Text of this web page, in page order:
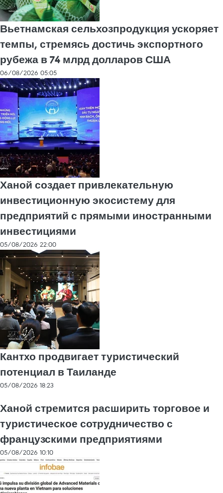
Вьетнамская сельхозпродукция ускоряет
темпы, стремясь достичь экспортного
рубежа в 74 млрд долларов США
06/08/2026 05:05
Ханой создает привлекательную
инвестиционную экосистему для
предприятий с прямыми иностранными
инвестициями
05/08/2026 22:00
Кантхо продвигает туристический
потенциал в Таиланде
05/08/2026 18:23
Ханой стремится расширить торговое и
туристическое сотрудничество с
французскими предприятиями
05/08/2026 10:10